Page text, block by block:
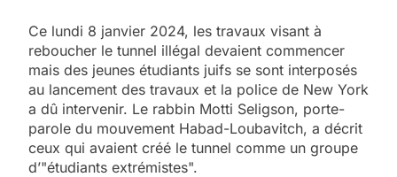
Ce lundi 8 janvier 2024, les travaux visant à
reboucher le tunnel illégal devaient commencer
mais des jeunes étudiants juifs se sont interposés
au lancement des travaux et la police de New York
a dû intervenir. Le rabbin Motti Seligson, porte-
parole du mouvement Habad-Loubavitch, a décrit
ceux qui avaient créé le tunnel comme un groupe
d’"étudiants extrémistes".